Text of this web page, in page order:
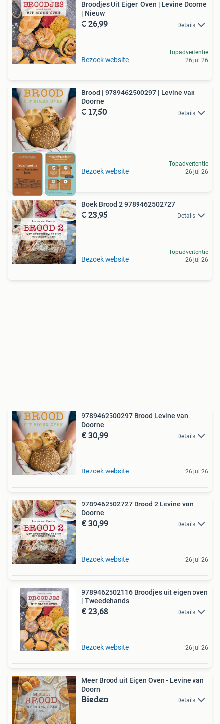
Broodjes Uit Eigen Oven | Levine Doorne
| Nieuw
€ 26,99 Details
Bezoek website
Topadvertentie
26 jul 26
Brood | 9789462500297 | Levine van
Doorne
€ 17,50 Details
Bezoek website
Topadvertentie
26 jul 26
Boek Brood 2 9789462502727
€ 23,95 Details
Bezoek website
Topadvertentie
26 jul 26
9789462500297 Brood Levine van
Doorne
€ 30,99 Details
Bezoek website 26 jul 26
9789462502727 Brood 2 Levine van
Doorne
€ 30,99 Details
Bezoek website 26 jul 26
9789462502116 Broodjes uit eigen oven
| Tweedehands
€ 23,68 Details
Bezoek website 26 jul 26
Meer Brood uit Eigen Oven - Levine van
Doorn
Bieden Details